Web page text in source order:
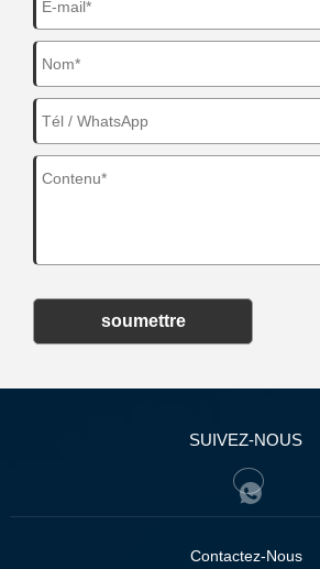
soumettre
SUIVEZ-NOUS
Contactez-Nous